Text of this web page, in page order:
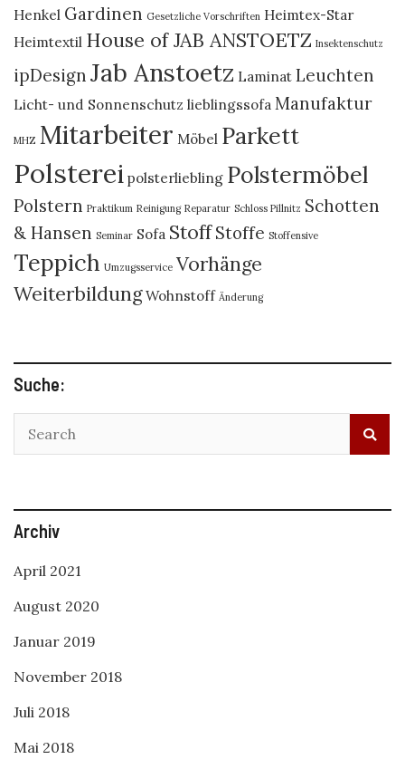
Henkel Gardinen Gesetzliche Vorschriften Heimtex-Star
Heimtextil House of JAB ANSTOETZ Insektenschutz
ipDesign Jab Anstoetz Laminat Leuchten
Licht- und Sonnenschutz lieblingssofa Manufaktur
MHZ Mitarbeiter Möbel Parkett
Polsterei polsterliebling Polstermöbel
Polstern Praktikum Reinigung Reparatur Schloss Pillnitz Schotten
& Hansen Seminar Sofa Stoff Stoffe Stoffensive
Teppich Umzugsservice Vorhänge
Weiterbildung Wohnstoff Änderung
Suche:
Archiv
April 2021
August 2020
Januar 2019
November 2018
Juli 2018
Mai 2018